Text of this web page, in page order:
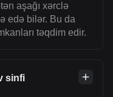
aşağı xərclə
edə bilər. Bu da
təqdim edir.
sinfi